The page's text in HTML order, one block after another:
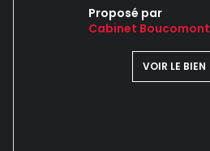
Proposé par
Cabinet Boucomont
VOIR LE BIEN